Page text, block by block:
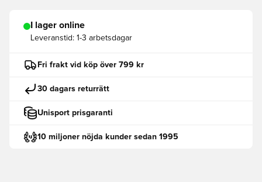
I lager online
Leveranstid: 1-3 arbetsdagar
Fri frakt vid köp över 799 kr
30 dagars returrätt
Unisport prisgaranti
10 miljoner nöjda kunder sedan 1995